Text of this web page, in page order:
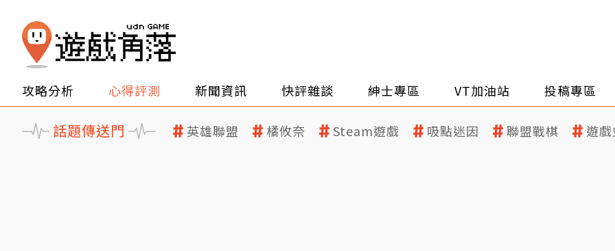
攻略分析 心得評測 新聞資訊 快評雜談 紳士專區 VT加油站 投稿專區
話題傳送門 英雄聯盟 橘攸奈 Steam遊戲 吸點迷因 聯盟戰棋 遊